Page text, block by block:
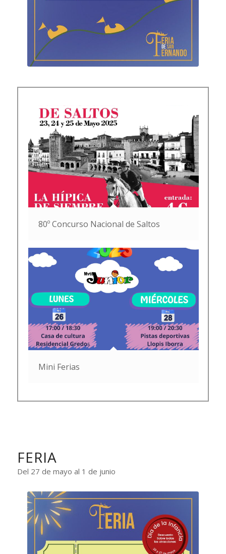
80º Concurso Nacional de Saltos
Mini Ferias
FERIA
Del 27 de mayo al 1 de junio